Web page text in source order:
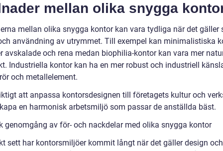
mellan olika snygga
mellan olika snygga kontor kan vara tydliga när det gäller
användning av utrymmet. Till exempel kan minimalistiska
avskalade och rena medan biophilia-kontor kan vara mer
Industriella kontor kan ha en mer robust och industriell
och metallelement.
att anpassa kontorsdesignen till företagets kultur och
en harmonisk arbetsmiljö som passar de anställda bäst.
genomgång av för- och nackdelar med olika snygga kontor
sett har kontorsmiljöer kommit långt när det gäller design